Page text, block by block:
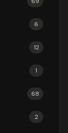
6
12
1
68
2